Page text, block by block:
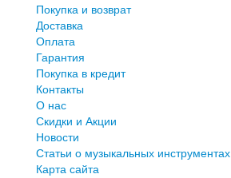
Покупка и возврат
Доставка
Оплата
Гарантия
Покупка в кредит
Контакты
О нас
Скидки и Акции
Новости
Статьи о музыкальных инструментах
Карта сайта